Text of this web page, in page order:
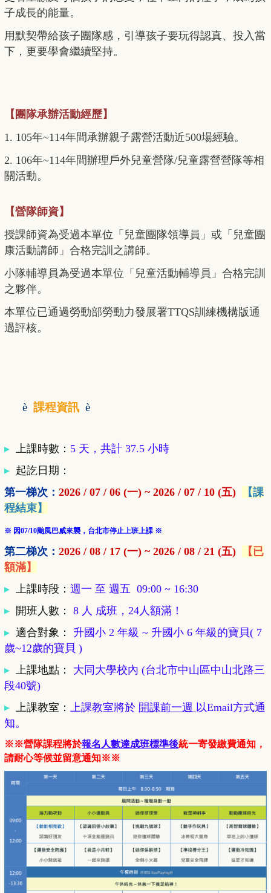
子成長的能量。
用默契帶給孩子團隊感，引導孩子要玩得認真、投入當
下，更要學會繼續堅持。
【團隊承辦活動經歷】
1. 105年~114年間承辦親子露營活動近500場經驗。
2. 106年~114年間辦理戶外兒童營隊/兒童露營營隊等相
關活動。
【營隊師資】
授課師資為受過本單位「兒童團隊領導員」或「兒童團
康活動講師」合格完訓之講師。
小隊輔導員為受過本單位「兒童活動輔導員」合格完訓
之夥伴。
本單位已通過勞動部勞動力發展署TTQS訓練機構版通
過評核。
è 課程資訊 è
▸ 上課時數： 5 天，共計 37.5 小時
▸ 起訖日期：
第一梯次： 2026 / 07 / 06 (一) ~ 2026 / 07 / 10 (五)
【課
程結束】
※ 因07/10颱風巴威來襲，台北市停止上班上課 ※
第二梯次： 2026 / 08 / 17 (一) ~ 2026 / 08 / 21 (五)
【已
額滿】
▸ 上課時段： 週一 至 週五 09:00 ~ 16:30
▸ 開班人數 ：
8 人 成班，24人額滿！
▸ 適合對象 ： 升國小 2 年級 ~ 升國小 6 年級的寶貝( 7
歲~12歲的寶貝 )
▸ 上課地點 ：
大同大學校內 (台北市中山區中山北路三
段40號)
▸ 上課教室 ： 上課教室將於 開課前一週 以Email方式通
知。
※※營隊課程將於報名人數達成班標準後統一寄發繳費通知，
請耐心等候並留意通知※※